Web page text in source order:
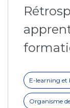
E-learning et
Organisme